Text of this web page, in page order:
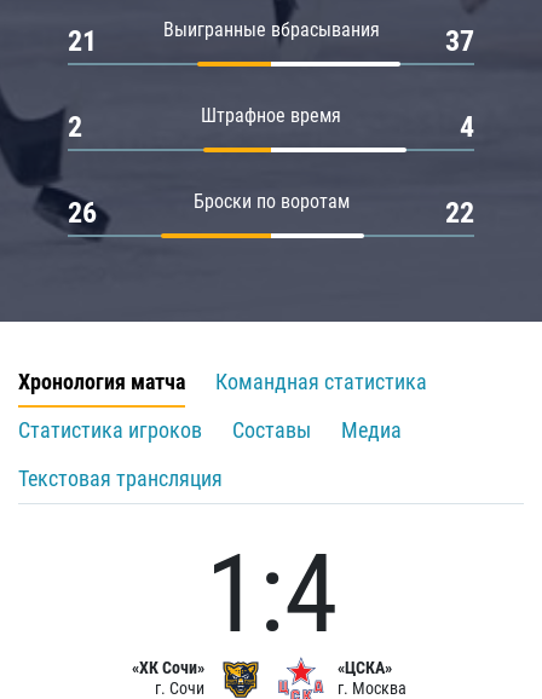
Выигранные вбрасывания
21 37
Штрафное время
2 4
Броски по воротам
26 22
Хронология матча
Командная статистика
Статистика игроков
Составы
Медиа
Текстовая трансляция
«ХК Сочи»
г. Сочи
1:4
«ЦСКА»
г. Москва